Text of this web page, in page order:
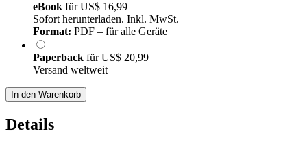
eBook fürUS$ 16,99
Sofort herunterladen. Inkl. MwSt.
Format: PDF – für alle Geräte
Paperback fürUS$ 20,99
Versand weltweit
In den Warenkorb
Details